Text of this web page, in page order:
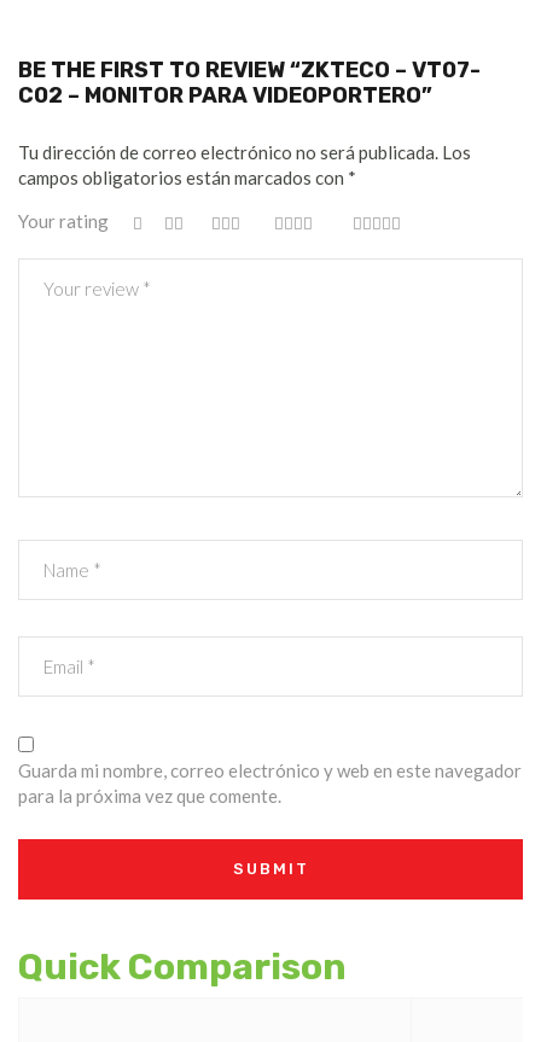
BE THE FIRST TO REVIEW “ZKTECO – VT07-
C02 – MONITOR PARA VIDEOPORTERO”
Tu dirección de correo electrónico no será publicada. Los
campos obligatorios están marcados con *
Your rating
Guarda mi nombre, correo electrónico y web en este navegador
para la próxima vez que comente.
Quick Comparison